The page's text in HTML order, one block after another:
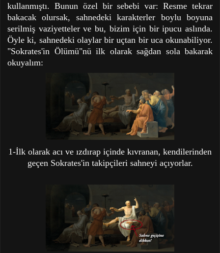
kullanmıştı. Bunun özel bir sebebi var: Resme tekrar
bakacak olursak, sahnedeki karakterler boylu boyuna
serilmiş vaziyetteler ve bu, bizim için bir ipucu aslında.
Öyle ki, sahnedeki olaylar bir uçtan bir uca okunabiliyor.
"Sokrates'in Ölümü"nü ilk olarak sağdan sola bakarak
okuyalım:
1-İlk olarak acı ve ızdırap içinde kıvranan, kendilerinden
geçen Sokrates'in takipçileri sahneyi açıyorlar.